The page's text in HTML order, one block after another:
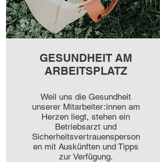
GESUNDHEIT AM
ARBEITSPLATZ
Weil uns die Gesundheit
unserer Mitarbeiter:innen am
Herzen liegt, stehen ein
Betriebsarzt und
Sicherheitsvertrauensperson
en mit Auskünften und Tipps
zur Verfügung.